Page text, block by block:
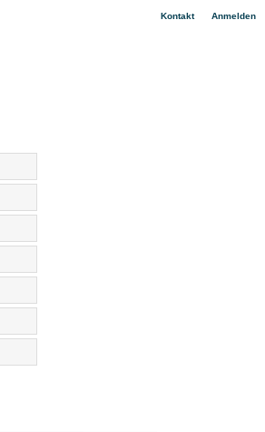
Kontakt| Anmelden